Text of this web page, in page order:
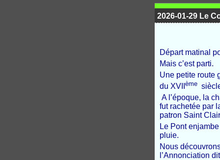
2026-01-29 Le
Départ matinal
Mais c’est parti.
Une petite route
du XVII ème
A l’époque, la
fut rachetée par
patron Saint
Le Pont
pluie.
Nous
l’Annonciation